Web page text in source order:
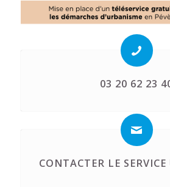
03 20 62 23
CONTACTER LE